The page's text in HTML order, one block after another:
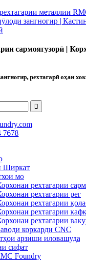
сармоягузорӣ |
рехтагарӣ оҳан
7678
Ширкат
мо
рехтагарии
рехтагарии рег
рехтагарии
рехтагарии
рехтагарии
коркарди CNC
арзиши иловашуда
сифат
Foundry